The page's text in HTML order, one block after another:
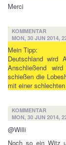
Merci
KOMMENTAR
MON, 30 JUN 2014,
Mein Tipp:
Deutschland wird
Anschließend
schießen die
mit einer
KOMMENTAR
MON, 30 JUN 2014,
@Willi
Noch so ein Witz